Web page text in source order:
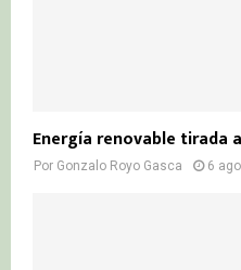
Energía renovable tirada
Por Gonzalo Royo Gasca 6